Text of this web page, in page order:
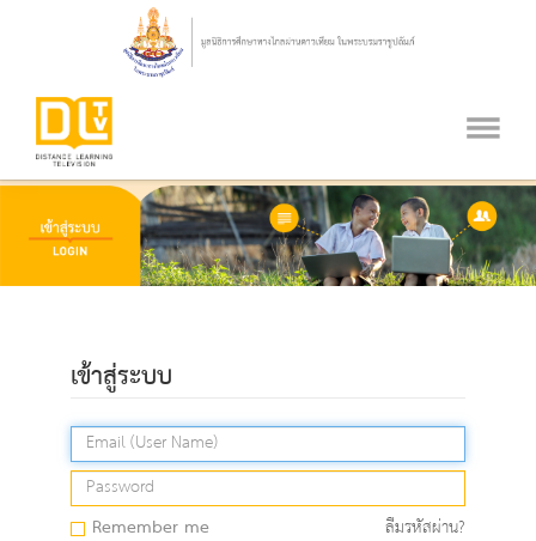
เข้าสู่ระบบ
Remember me ลืมรหัสผ่าน?